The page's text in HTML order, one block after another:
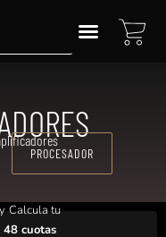
PROCESADOR
y Calcula tu
cuotas